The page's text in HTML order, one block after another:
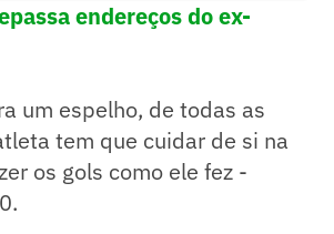
endereços do ex-
um espelho, de todas as
tem que cuidar de si na
os gols como ele fez -